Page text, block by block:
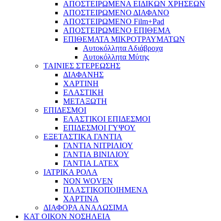
ΑΠΟΣΤΕΙΡΩΜΕΝΑ ΕΙΔΙΚΩΝ ΧΡΗΣΕΩΝ
ΑΠΟΣΤΕΙΡΩΜΕΝΟ ΔΙΑΦΑΝΟ
ΑΠΟΣΤΕΙΡΩΜΕΝΟ Film+Pad
ΑΠΟΣΤΕΙΡΩΜΕΝΟ ΕΠΙΘΕΜΑ
ΕΠΙΘΕΜΑΤΑ ΜΙΚΡΟΤΡΑΥΜΑΤΩΝ
Αυτοκόλλητα Αδιάβροχα
Αυτοκόλλητα Μύτης
ΤΑΙΝΙΕΣ ΣΤΕΡΕΩΣΗΣ
ΔΙΑΦΑΝΗΣ
ΧΑΡΤΙΝΗ
ΕΛΑΣΤΙΚΗ
ΜΕΤΑΞΩΤΗ
ΕΠΙΔΕΣΜΟΙ
ΕΛΑΣΤΙΚΟΙ ΕΠΙΔΕΣΜΟΙ
ΕΠΙΔΕΣΜΟΙ ΓΥΨΟΥ
ΕΞΕΤΑΣΤΙΚΑ ΓΑΝΤΙΑ
ΓΑΝΤΙΑ ΝΙΤΡΙΛΙΟΥ
ΓΑΝΤΙΑ ΒΙΝΙΛΙΟΥ
ΓΑΝΤΙΑ LATEX
ΙΑΤΡΙΚΑ ΡΟΛΑ
NON WOVEN
ΠΛΑΣΤΙΚΟΠΟΙΗΜΕΝΑ
ΧΑΡΤΙΝΑ
ΔΙΑΦΟΡΑ ΑΝΑΛΩΣΙΜΑ
ΚΑΤ ΟΙΚΟΝ ΝΟΣΗΛΕΙΑ